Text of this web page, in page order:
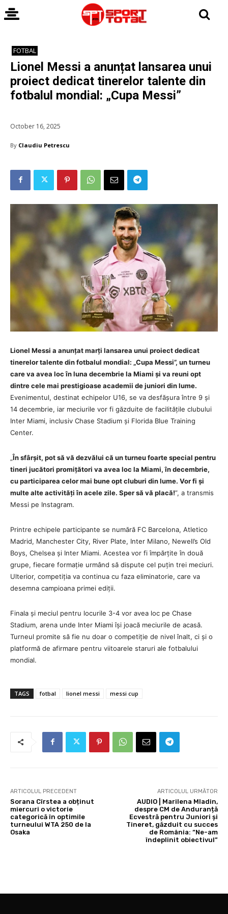
FOTBAL
Lionel Messi a anunțat lansarea unui
proiect dedicat tinerelor talente din
fotbalul mondial: „Cupa Messi”
October 16, 2025
By Claudiu Petrescu
Lionel Messi a anunțat marți lansarea unui proiect dedicat
tinerelor talente din fotbalul mondial: „Cupa Messi”, un turneu
care va avea loc în luna decembrie la Miami și va reuni opt
dintre cele mai prestigioase academii de juniori din lume.
Evenimentul, destinat echipelor U16, se va desfășura între 9 și
14 decembrie, iar meciurile vor fi găzduite de facilitățile clubului
Inter Miami, inclusiv Chase Stadium și Florida Blue Training
Center.
„În sfârșit, pot să vă dezvălui că un turneu foarte special pentru
tineri jucători promițători va avea loc la Miami, în decembrie,
cu participarea celor mai bune opt cluburi din lume. Vor fi și
multe alte activități în acele zile. Sper să vă placă!”, a transmis
Messi pe Instagram.
Printre echipele participante se numără FC Barcelona, Atletico
Madrid, Manchester City, River Plate, Inter Milano, Newell’s Old
Boys, Chelsea și Inter Miami. Acestea vor fi împărțite în două
grupe, fiecare formație urmând să dispute cel puțin trei meciuri.
Ulterior, competiția va continua cu faza eliminatorie, care va
desemna campioana primei ediții.
Finala și meciul pentru locurile 3-4 vor avea loc pe Chase
Stadium, arena unde Inter Miami își joacă meciurile de acasă.
Turneul promite să fie nu doar o competiție de nivel înalt, ci și o
platformă de afirmare pentru viitoarele staruri ale fotbalului
mondial.
TAGS fotbal lionel messi messi cup
ARTICOLUL PRECEDENT
Sorana Cîrstea a obținut
miercuri o victorie
categorică în optimile
turneului WTA 250 de la
Osaka
ARTICOLUL URMĂTOR
AUDIO | Marilena Mladin,
despre CM de Anduranță
Ecvestră pentru Juniori și
Tineret, găzduit cu succes
de România: “Ne-am
îndeplinit obiectivul”